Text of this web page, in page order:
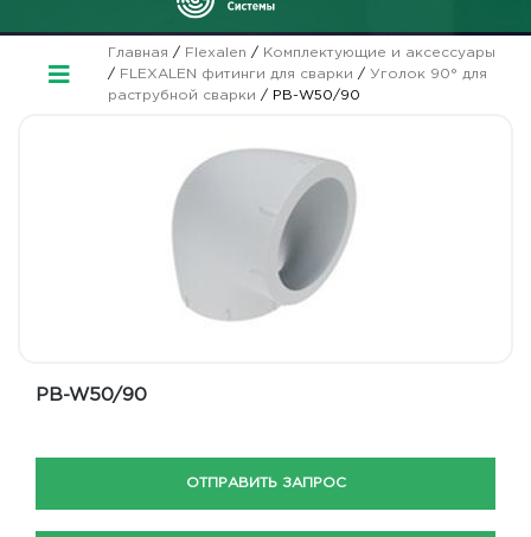
Главная / Flexalen / Комплектующие и аксессуары
/ FLEXALEN фитинги для сварки / Уголок 90° для
раструбной сварки / PB-W50/90
PB-W50/90
ОТПРАВИТЬ ЗАПРОС